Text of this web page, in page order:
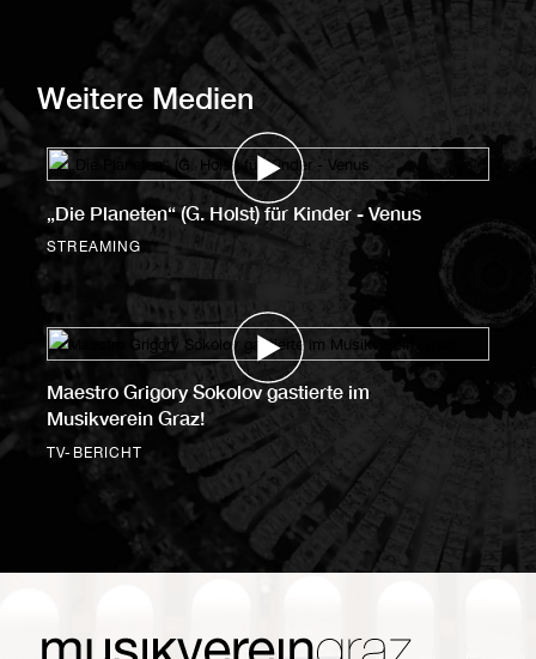
Weitere Medien
„Die Planeten“ (G. Holst) für Kinder - Venus
STREAMING
Maestro Grigory Sokolov gastierte im
Musikverein Graz!
TV-BERICHT